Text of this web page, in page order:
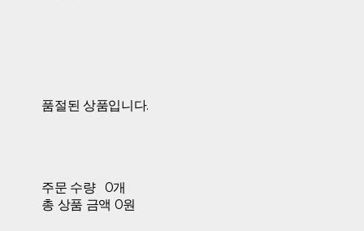
품절된 상품입니다.
주문 수량
0개
총 상품 금액 0원